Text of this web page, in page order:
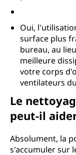
Oui,
surface plus
bureau, au
meilleure
votre corps
ventilateurs
Le
peut-il
Absolument, la
s'accumuler sur